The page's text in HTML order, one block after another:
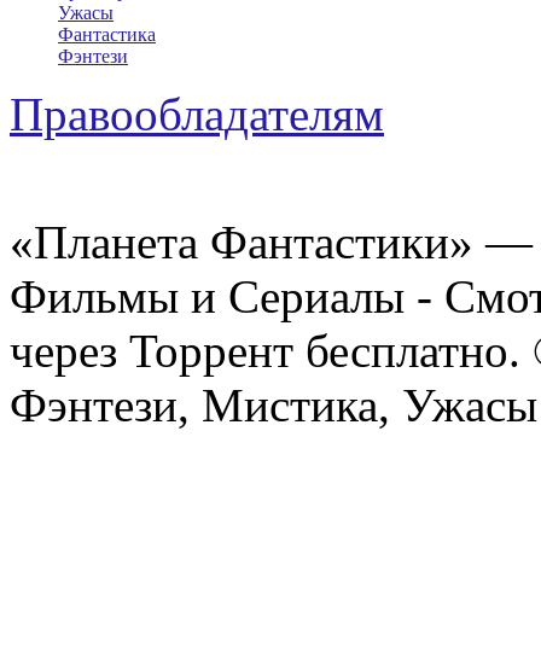
Ужасы
Фантастика
Фэнтези
Правообладателям
«Планета Фантастики»
Фильмы и Сериалы -
через Торрент
Фэнтези, Мистика,